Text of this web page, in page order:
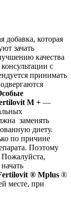
добавка, которая
зачать
качества
с
принимать
M + —
заменять
диету.
по причине
Поэтому
® Mplus ®
месте, при